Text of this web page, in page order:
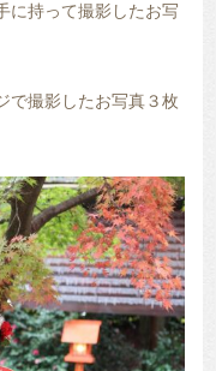
に持って撮影したお写
で撮影したお写真３枚